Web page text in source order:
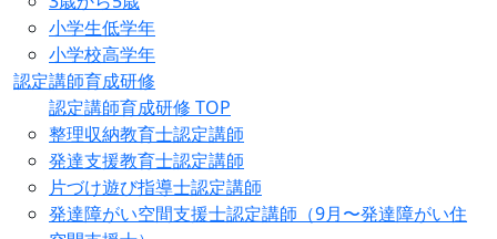
小学生低学年
小学校高学年
認定講師育成研修
認定講師育成研修 TOP
整理収納教育士認定講師
発達支援教育士認定講師
片づけ遊び指導士認定講師
発達障がい空間支援士認定講師（9月〜発達障がい住